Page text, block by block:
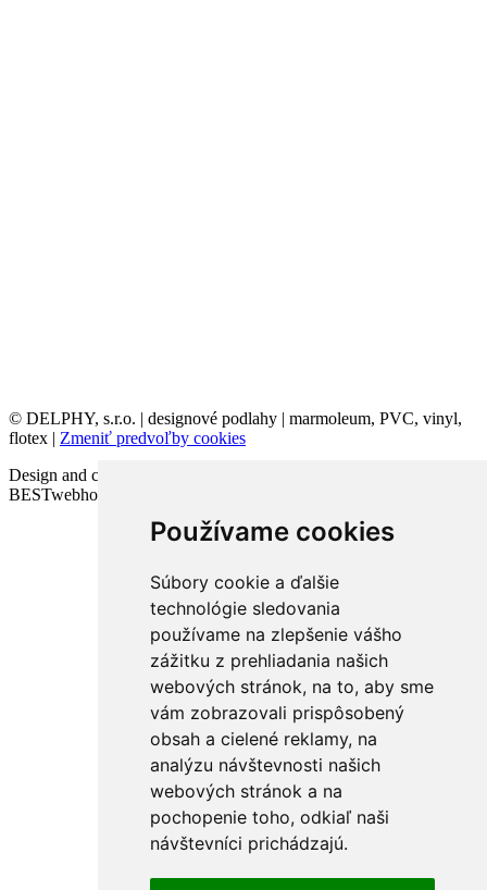
Používame cookies
Súbory cookie a ďalšie
technológie sledovania
používame na zlepšenie vášho
zážitku z prehliadania našich
webových stránok, na to, aby sme
vám zobrazovali prispôsobený
obsah a cielené reklamy, na
analýzu návštevnosti našich
webových stránok a na
pochopenie toho, odkiaľ naši
návštevníci prichádzajú.
© DELPHY, s.r.o. | designové podlahy | marmoleum, PVC, vinyl,
flotex | Zmeniť predvoľby cookies
Design and code VICTORY-media.sk | Webhosting
BESTwebhosting.sk | 12.11.2025